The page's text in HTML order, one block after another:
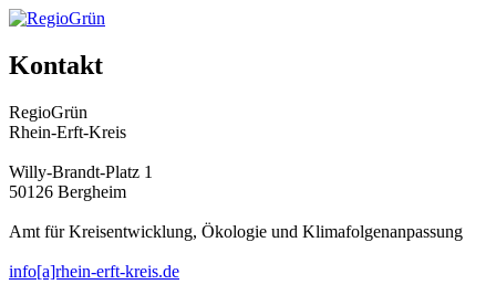
Kontakt
RegioGrün
Rhein-Erft-Kreis
Willy-Brandt-Platz 1
50126 Bergheim
Amt für Kreisentwicklung, Ökologie und Klimafolgenanpassung
info[a]rhein-erft-kreis.de